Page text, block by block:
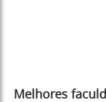
Melhores